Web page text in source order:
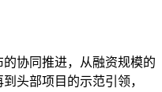
协同推进，从融资规模的
头部项目的示范引领，